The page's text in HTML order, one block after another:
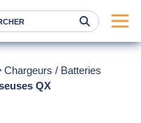
Chargeurs / Batteries
QX